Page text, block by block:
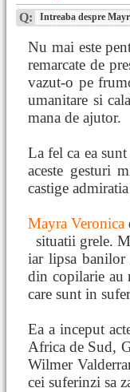
Q: Intreaba despre
Nu mai este
remarcate de
vazut-o pe
umanitare si
mana de ajutor.
La fel ca ea
aceste gesturi
castige
Mayra Veronica
situatii grele.
iar lipsa banilor
din copilarie au
care sunt in
Ea a inceput
Africa de Sud,
Wilmer
cei suferinzi sa